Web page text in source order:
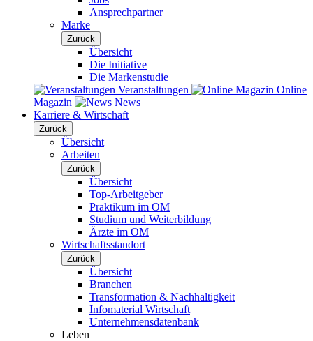
Ansprechpartner
Marke
Zurück
Übersicht
Die Initiative
Die Markenstudie
Veranstaltungen
Online
Magazin
News
Karriere & Wirtschaft
Zurück
Übersicht
Arbeiten
Zurück
Übersicht
Top-Arbeitgeber
Praktikum im OM
Studium und Weiterbildung
Ärzte im OM
Wirtschaftsstandort
Zurück
Übersicht
Branchen
Transformation & Nachhaltigkeit
Infomaterial Wirtschaft
Unternehmensdatenbank
Leben